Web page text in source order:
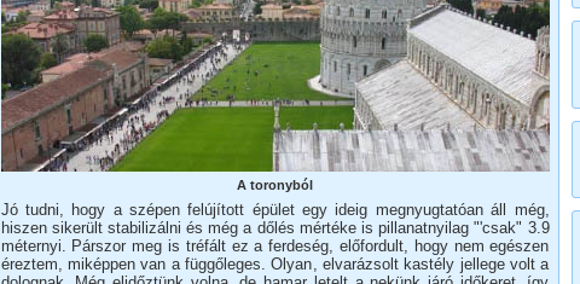
A toronyból
Jó tudni, hogy a szépen felújított épület egy ideig megnyugtatóan áll még,
hiszen sikerült stabilizálni és még a dőlés mértéke is pillanatnyilag "'csak" 3.9
méternyi. Párszor meg is tréfált ez a ferdeség, előfordult, hogy nem egészen
éreztem, miképpen van a függőleges. Olyan, elvarázsolt kastély jellege volt a